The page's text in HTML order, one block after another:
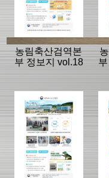
농림축산검역본
부 정보지 vol.18